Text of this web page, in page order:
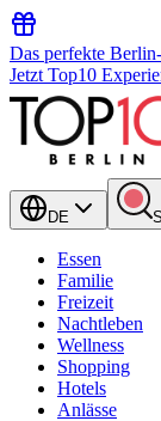
Das perfekte
Jetzt Top10
DE
Essen
Familie
Freizeit
Nachtleben
Wellness
Shopping
Hotels
Anlässe